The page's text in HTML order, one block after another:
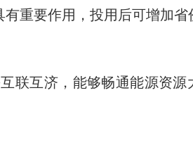
重要作用，投用后可增加省
联互济，能够畅通能源资源